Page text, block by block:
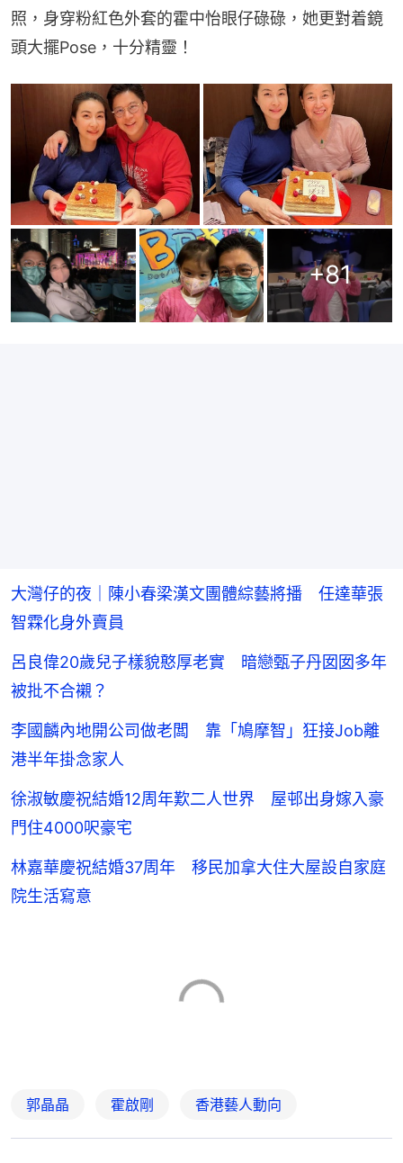
照，身穿粉紅色外套的霍中怡眼仔碌碌，她更對着鏡
頭大擺Pose，十分精靈！
+81
大灣仔的夜｜陳小春梁漢文團體綜藝將播 任達華張
智霖化身外賣員
呂良偉20歲兒子樣貌憨厚老實 暗戀甄子丹囡囡多年
被批不合襯？
李國麟內地開公司做老闆 靠「鳩摩智」狂接Job離
港半年掛念家人
徐淑敏慶祝結婚12周年歎二人世界 屋邨出身嫁入豪
門住4000呎豪宅
林嘉華慶祝結婚37周年 移民加拿大住大屋設自家庭
院生活寫意
郭晶晶 霍啟剛 香港藝人動向